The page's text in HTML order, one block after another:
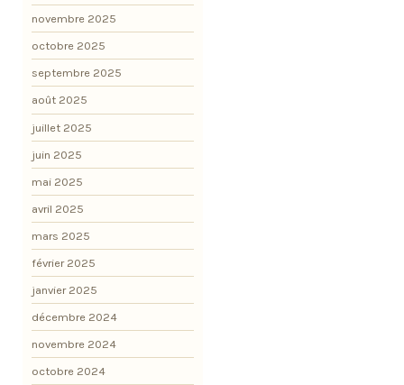
novembre 2025
octobre 2025
septembre 2025
août 2025
juillet 2025
juin 2025
mai 2025
avril 2025
mars 2025
février 2025
janvier 2025
décembre 2024
novembre 2024
octobre 2024